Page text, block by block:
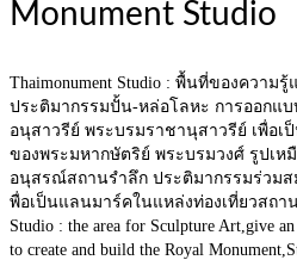
Monument Studio
Thaimonument Studio : พื้นที่ของควา
ประติมากรรมปั้น-หล่อโลหะ การออกแ
อนุสาวรีย์ พระบรมราชานุสาวรีย์ เพื่อ
ของพระมหากษัตริย์ พระบรมวงศ์ รูปเ
อนุสรณ์สถานรำลึก ประติมากรรมร่วม
พื่อเป็นแลนมาร์คในแหล่งท่องเที่ยวสถา
Studio : the area for Sculpture Art,give
to create and build the Royal